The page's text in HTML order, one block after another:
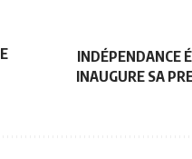
INDÉPENDANCE
INAUGURE SA